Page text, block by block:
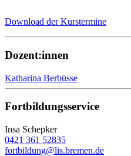
Download der Kurstermine
Dozent:innen
Katharina Berbüsse
Fortbildungsservice
Insa Schepker
0421 361 52835
fortbildung@lis.bremen.de